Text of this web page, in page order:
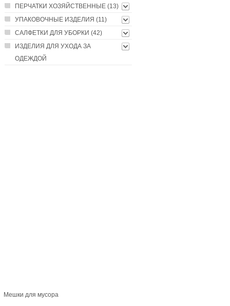
ПЕРЧАТКИ ХОЗЯЙСТВЕННЫЕ (13)
УПАКОВОЧНЫЕ ИЗДЕЛИЯ (11)
САЛФЕТКИ ДЛЯ УБОРКИ (42)
ИЗДЕЛИЯ ДЛЯ УХОДА ЗА
ОДЕЖДОЙ
Мешки для мусора